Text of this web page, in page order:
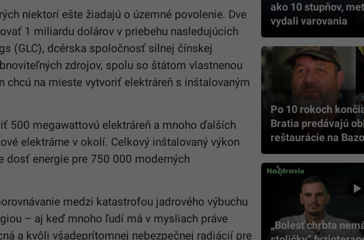
niektorí ešte žiadajú o územné povolenie. Dve
1 miliardu dolárov v priebehu nasledujúcich
(GLC), dcérska spoločnosť silnej čínskej
zdrojov, spolu so štátom vlastnenou
chcú na mieste vytvoriť elektráreň s inštalovaným
500 megawattovú elektráreň a mnoho ďalších
elektrárne v okolí. Celkový inštalovaný výkon
dosť energie pre 750 000 moderných
medzi katastrofou jadrového výbuchu
– aj keď mnoho ľudí má v mysliach práve
a kvôli všadeprítomnej nebezpečnej radiácií pre
ako 10 stupňov,
vydali varovania
Po 10 rokoch
Bratia predávajú
reštaurácie na
„Bolesť chrbta